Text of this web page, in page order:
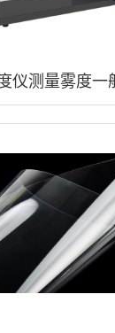
仪测量雾度一
什么测试光源